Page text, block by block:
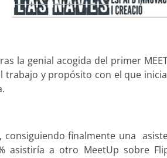
la genial acogida del primer
trabajo y propósito con el que
consiguiendo finalmente una
asistiría a otro MeetUp sobre